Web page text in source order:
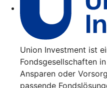
Union Investment ist
Fondsgesellschaften
Ansparen oder
passende